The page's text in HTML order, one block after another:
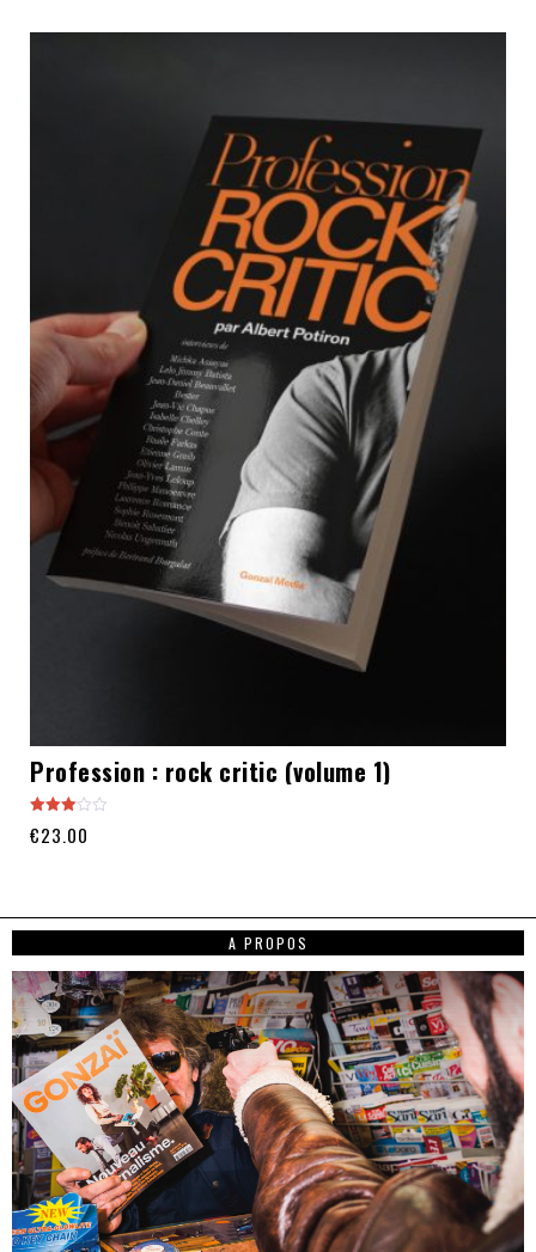
Profession : rock critic (volume 1)
3.00
€23.00
A PROPOS